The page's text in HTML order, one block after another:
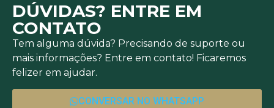
DÚVIDAS? ENTRE EM
CONTATO
Tem alguma dúvida? Precisando de suporte ou
mais informações? Entre em contato! Ficaremos
felizer em ajudar.
CONVERSAR NO WHATSAPP